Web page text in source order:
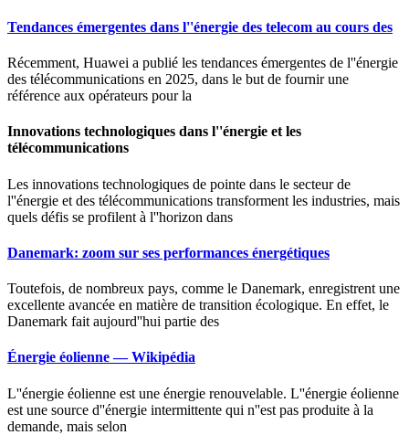
Tendances émergentes dans l''énergie des telecom au cours des
Récemment, Huawei a publié les tendances émergentes de l''énergie
des télécommunications en 2025, dans le but de fournir une
référence aux opérateurs pour la
Innovations technologiques dans l''énergie et les
télécommunications
Les innovations technologiques de pointe dans le secteur de
l''énergie et des télécommunications transforment les industries, mais
quels défis se profilent à l''horizon dans
Danemark: zoom sur ses performances énergétiques
Toutefois, de nombreux pays, comme le Danemark, enregistrent une
excellente avancée en matière de transition écologique. En effet, le
Danemark fait aujourd''hui partie des
Énergie éolienne — Wikipédia
L''énergie éolienne est une énergie renouvelable. L''énergie éolienne
est une source d''énergie intermittente qui n''est pas produite à la
demande, mais selon